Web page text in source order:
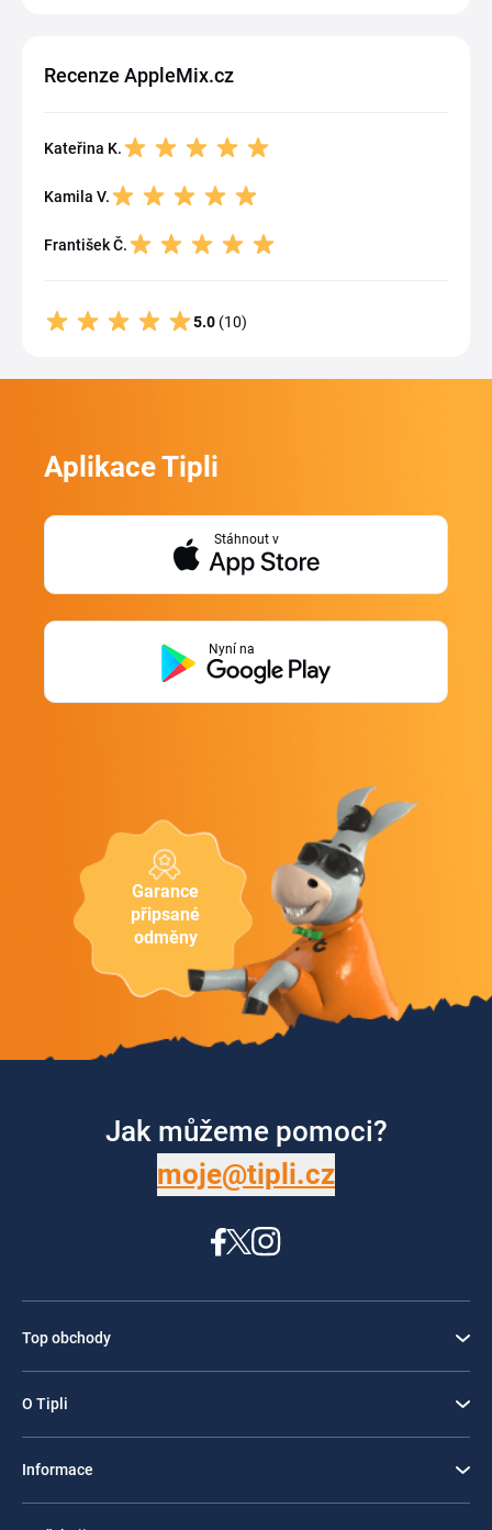
Recenze AppleMix.cz
Kateřina K.
Kamila V.
František Č.
5.0 (10)
Garance
připsané
odměny
Aplikace Tipli
Stáhnout v
Nyní na
Jak můžeme pomoci?
moje@tipli.cz
Top obchody
O Tipli
Informace